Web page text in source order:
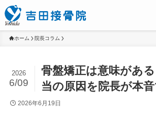
ホーム 院長コラム
骨盤矯正は意味があ
当の原因を院長が本
2026
6/09
2026年6月19日